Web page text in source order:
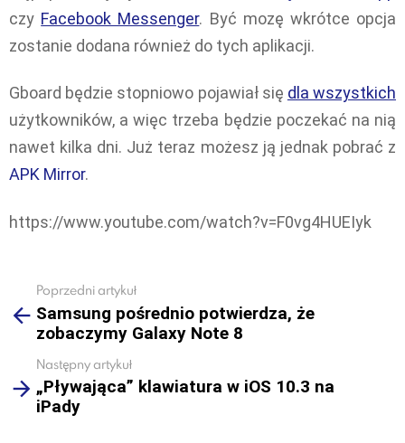
czy Facebook Messenger. Być mozę wkrótce opcja
zostanie dodana również do tych aplikacji.
Gboard będzie stopniowo pojawiał się dla wszystkich
użytkowników, a więc trzeba będzie poczekać na nią
nawet kilka dni. Już teraz możesz ją jednak pobrać z
APK Mirror.
https://www.youtube.com/watch?v=F0vg4HUEIyk
more
Poprzedni artykuł
Samsung pośrednio potwierdza, że
zobaczymy Galaxy Note 8
Następny artykuł
„Pływająca” klawiatura w iOS 10.3 na
iPady